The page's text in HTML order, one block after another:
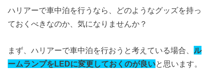
ハリアーで車中泊を行うなら、どのようなグッズを持っ
ておくべきなのか、気になりませんか？
まず、ハリアーで車中泊を行おうと考えている場合、 ル
ームランプをLEDに変更しておくのが良いと思います。